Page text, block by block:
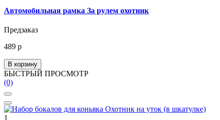
Автомобильная рамка За рулем охотник
Предзаказ
489 р
В корзину
БЫСТРЫЙ ПРОСМОТР
(0)
1